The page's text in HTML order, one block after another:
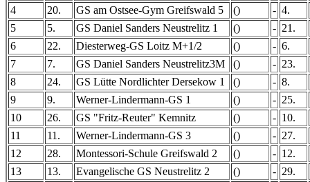
4
20. GS am Ostsee-Gym Greifswald 5 () - 4.
5
5. GS Daniel Sanders Neustrelitz 1 () - 21.
6
22. Diesterweg-GS Loitz M+1/2 () - 6.
7
7. GS Daniel Sanders Neustrelitz3M () - 23.
8
24. GS Lütte Nordlichter Dersekow 1 () - 8.
9
9. Werner-Lindermann-GS 1 () - 25.
10
26. GS "Fritz-Reuter" Kemnitz () - 10.
11
11. Werner-Lindermann-GS 3 () - 27.
12
28. Montessori-Schule Greifswald 2 () - 12.
13
13. Evangelische GS Neustrelitz 2 () - 29.